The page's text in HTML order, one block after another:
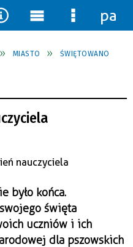
MIASTO
ŚWIĘTOWANO
było końca.
święta
uczniów i ich
dla pszowskich
Menu
główne
Menu